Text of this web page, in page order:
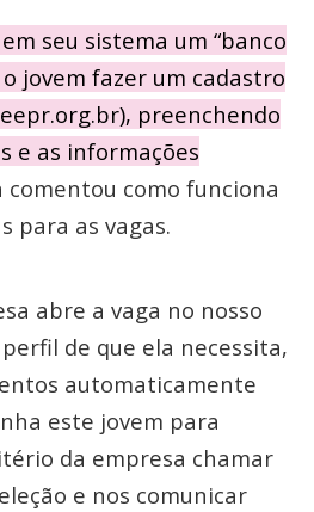
seu sistema um “banco
jovem fazer um cadastro
preenchendo
e as informações
comentou como funciona
para as vagas.
abre a vaga no nosso
de que ela necessita,
automaticamente
este jovem para
da empresa chamar
e nos comunicar